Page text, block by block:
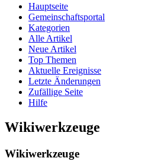
Hauptseite
Gemeinschaftsportal
Kategorien
Alle Artikel
Neue Artikel
Top Themen
Aktuelle Ereignisse
Letzte Änderungen
Zufällige Seite
Hilfe
Wikiwerkzeuge
Wikiwerkzeuge